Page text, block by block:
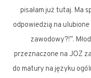
pisałam już tutaj. Ma
odpowiedzią na
zawodowy?!”.
przeznaczone na JOZ
do matury na języku